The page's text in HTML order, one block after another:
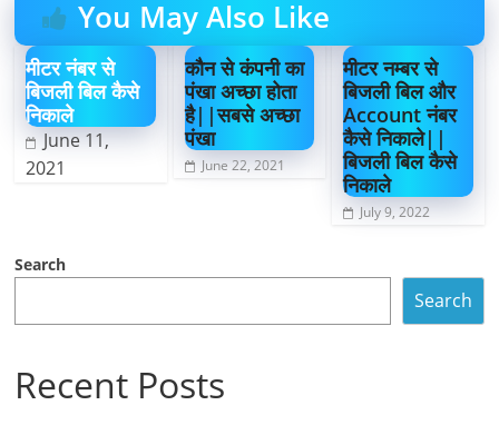
You May Also Like
मीटर नंबर से
बिजली बिल कैसे
निकाले
June 11,
2021
कौन से कंपनी का
पंखा अच्छा होता
है||सबसे अच्छा
पंखा
June 22, 2021
मीटर नम्बर से
बिजली बिल और
Account नंबर
कैसे निकाले||
बिजली बिल कैसे
निकाले
July 9, 2022
Search
Search
Recent Posts